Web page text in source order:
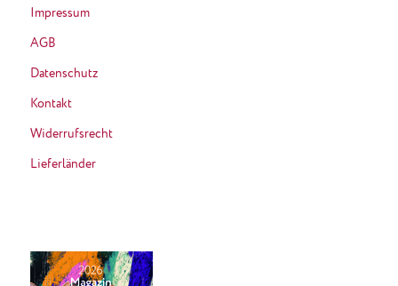
Impressum
AGB
Datenschutz
Kontakt
Widerrufsrecht
Lieferländer